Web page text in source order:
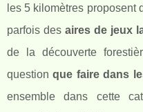
les 5 kilomètres proposent
parfois des aires de jeux
de la découverte
questionque faire dans
ensemble dans cette